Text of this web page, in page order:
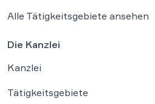
Alle Tätigkeitsgebiete ansehen
Die Kanzlei
Kanzlei
Tätigkeitsgebiete